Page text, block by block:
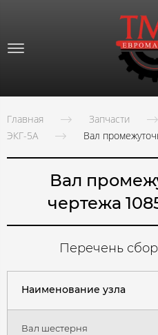
Главная Запчасти
ЭКГ-5А
Вал
Вал
чертежа
Перечень
Наименование узла
Вал шестерня